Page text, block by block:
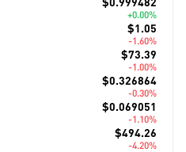
+0.00%
$1.05
-1.60%
$73.39
-1.00%
$0.326864
-0.30%
$0.069051
-1.10%
$494.26
-4.20%